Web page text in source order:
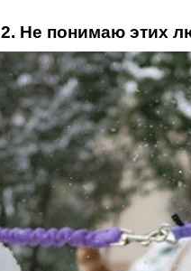
2. Не понимаю этих